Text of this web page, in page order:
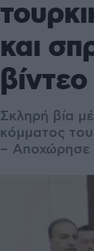
και
βίντεο
Σκληρή βία
κόμματος
–